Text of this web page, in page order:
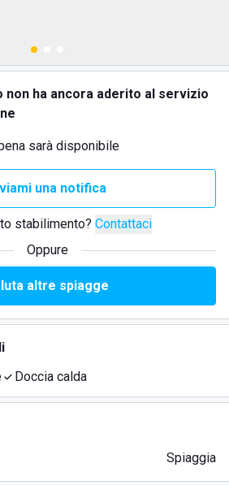
non ha ancora aderito al servizio
sarà disponibile
una notifica
stabilimento? Contattaci
Oppure
altre spiagge
Doccia calda
Spiaggia